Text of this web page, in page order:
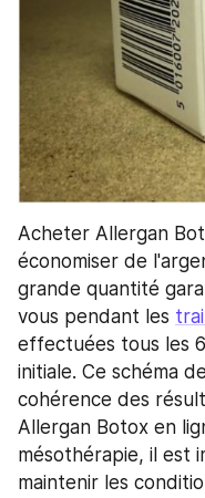
Acheter Allergan
économiser de
grande quantité
vous pendant les
effectuées tous les
initiale. Ce schéma
cohérence des
Allergan Botox en
mésothérapie, il est
maintenir les